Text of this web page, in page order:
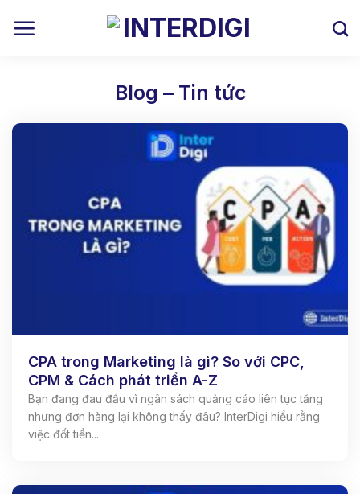
Blog – Tin tức
CPA trong Marketing là gì? So với CPC,
CPM & Cách phát triển A-Z
Bạn đang đau đầu vì ngân sách quảng cáo liên tục tăng
nhưng đơn hàng lại không thấy đâu? InterDigi hiểu rằng
việc đốt tiền...